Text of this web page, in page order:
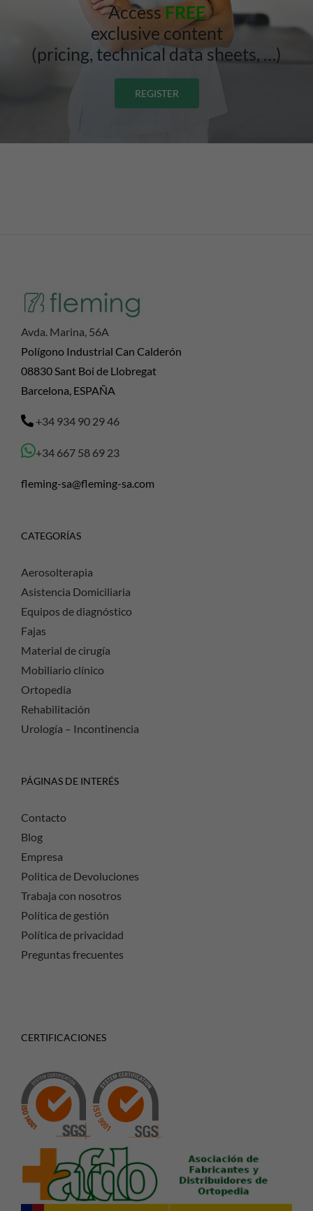
AccessFREE
exclusive content
(pricing, technical data sheets, …)
REGISTER
Avda. Marina, 56A
Polígono Industrial Can Calderón
08830 Sant Boi de Llobregat
Barcelona, ESPAÑA
+34 934 90 29 46
+34 667 58 69 23
fleming-sa@fleming-sa.com
CATEGORÍAS
Aerosolterapia
Asistencia Domiciliaria
Equipos de diagnóstico
Fajas
Material de cirugía
Mobiliario clínico
Ortopedia
Rehabilitación
Urología – Incontinencia
PÁGINAS DE INTERÉS
Contacto
Blog
Empresa
Politica de Devoluciones
Trabaja con nosotros
Política de gestión
Política de privacidad
Preguntas frecuentes
CERTIFICACIONES